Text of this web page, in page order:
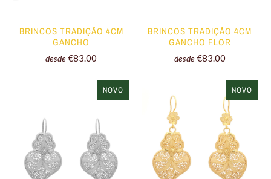
BRINCOS TRADIÇÃO 4CM
GANCHO
desde €83.00
BRINCOS TRADIÇÃO 4CM
GANCHO FLOR
desde €83.00
NOVO NOVO